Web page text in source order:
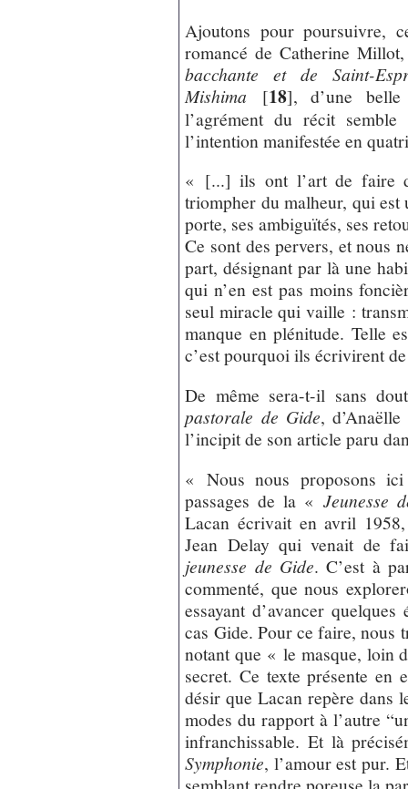
Ajoutons pour poursuivre,
romancé de Catherine
bacchante et de Saint-
Mishima [18], d’une
l’agrément du récit
l’intention manifestée en
« [...] ils ont l’art de faire
triompher du malheur, qui
porte, ses ambiguïtés, ses
Ce sont des pervers, et nous
part, désignant par là une
qui n’en est pas moins
seul miracle qui vaille :
manque en plénitude. Telle
c’est pourquoi ils écrivirent
De même sera-t-il sans
pastorale de Gide,
l’incipit de son article paru
« Nous nous proposons ici
passages de la «Jeunesse
Lacan écrivait en avril
Jean Delay qui venait de
jeunesse de Gide. C’est à
commenté, que nous
essayant d’avancer
cas Gide. Pour ce faire, nous
notant que « le masque, loin
secret. Ce texte présente en
désir que Lacan repère dans
modes du rapport à l’autre
infranchissable. Et là
Symphonie, l’amour est pur.